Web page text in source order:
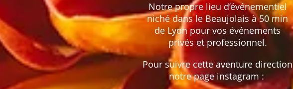
Notre propre lieu d’événementiel
niché dans le Beaujolais à 50 min
de Lyon pour vos événements
privés et professionnel.
Pour suivre cette aventure direction
notre page instagram :